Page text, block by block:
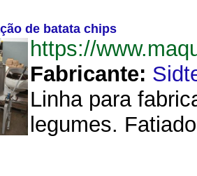
de batata chips
https://
Fabricante:
Linha para
legumes.